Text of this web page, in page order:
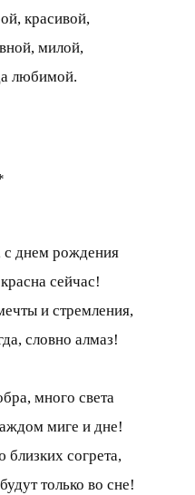
красивой,
милой,
любимой.
с днем рождения
сейчас!
и стремления,
словно алмаз!
много света
миге и дне!
согрета,
только во сне!